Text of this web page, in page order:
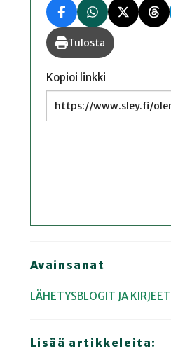
Tulosta
Kopioi linkki
Avainsanat
LÄHETYSBLOGIT JA KIRJEET
Lisää artikkeleita: